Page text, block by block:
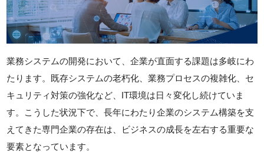
業務システムの開発において、企業が直面する課題は多岐にわ
たります。既存システムの老朽化、業務プロセスの複雑化、セ
キュリティ対策の強化など、IT環境は日々変化し続けていま
す。こうした状況下で、長年にわたり企業のシステム構築を支
えてきた専門企業の存在は、ビジネスの成長を左右する重要な
要素となっています。